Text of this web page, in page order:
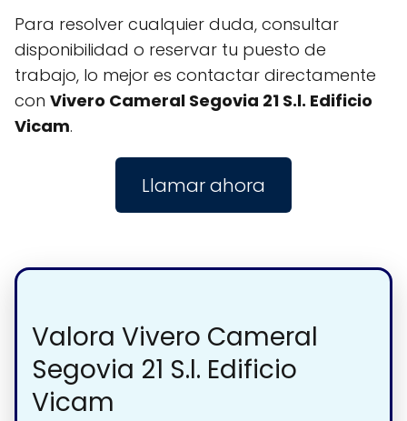
Para resolver cualquier duda, consultar
disponibilidad o reservar tu puesto de
trabajo, lo mejor es contactar directamente
con Vivero Cameral Segovia 21 S.l. Edificio
Vicam.
Llamar ahora
Valora Vivero Cameral
Segovia 21 S.l. Edificio
Vicam